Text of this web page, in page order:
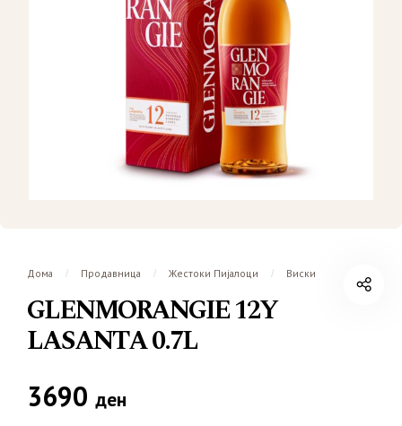
Дома / Продавница / Жестоки Пијалоци / Виски
GLENMORANGIE 12Y
LASANTA 0.7L
3690 ден